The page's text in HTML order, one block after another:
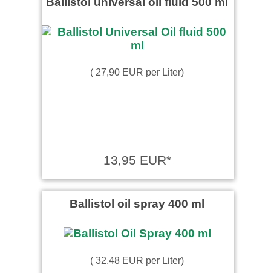
( 27,90 EUR per Liter)
13,95 EUR*
Ballistol oil spray 400 ml
( 32,48 EUR per Liter)